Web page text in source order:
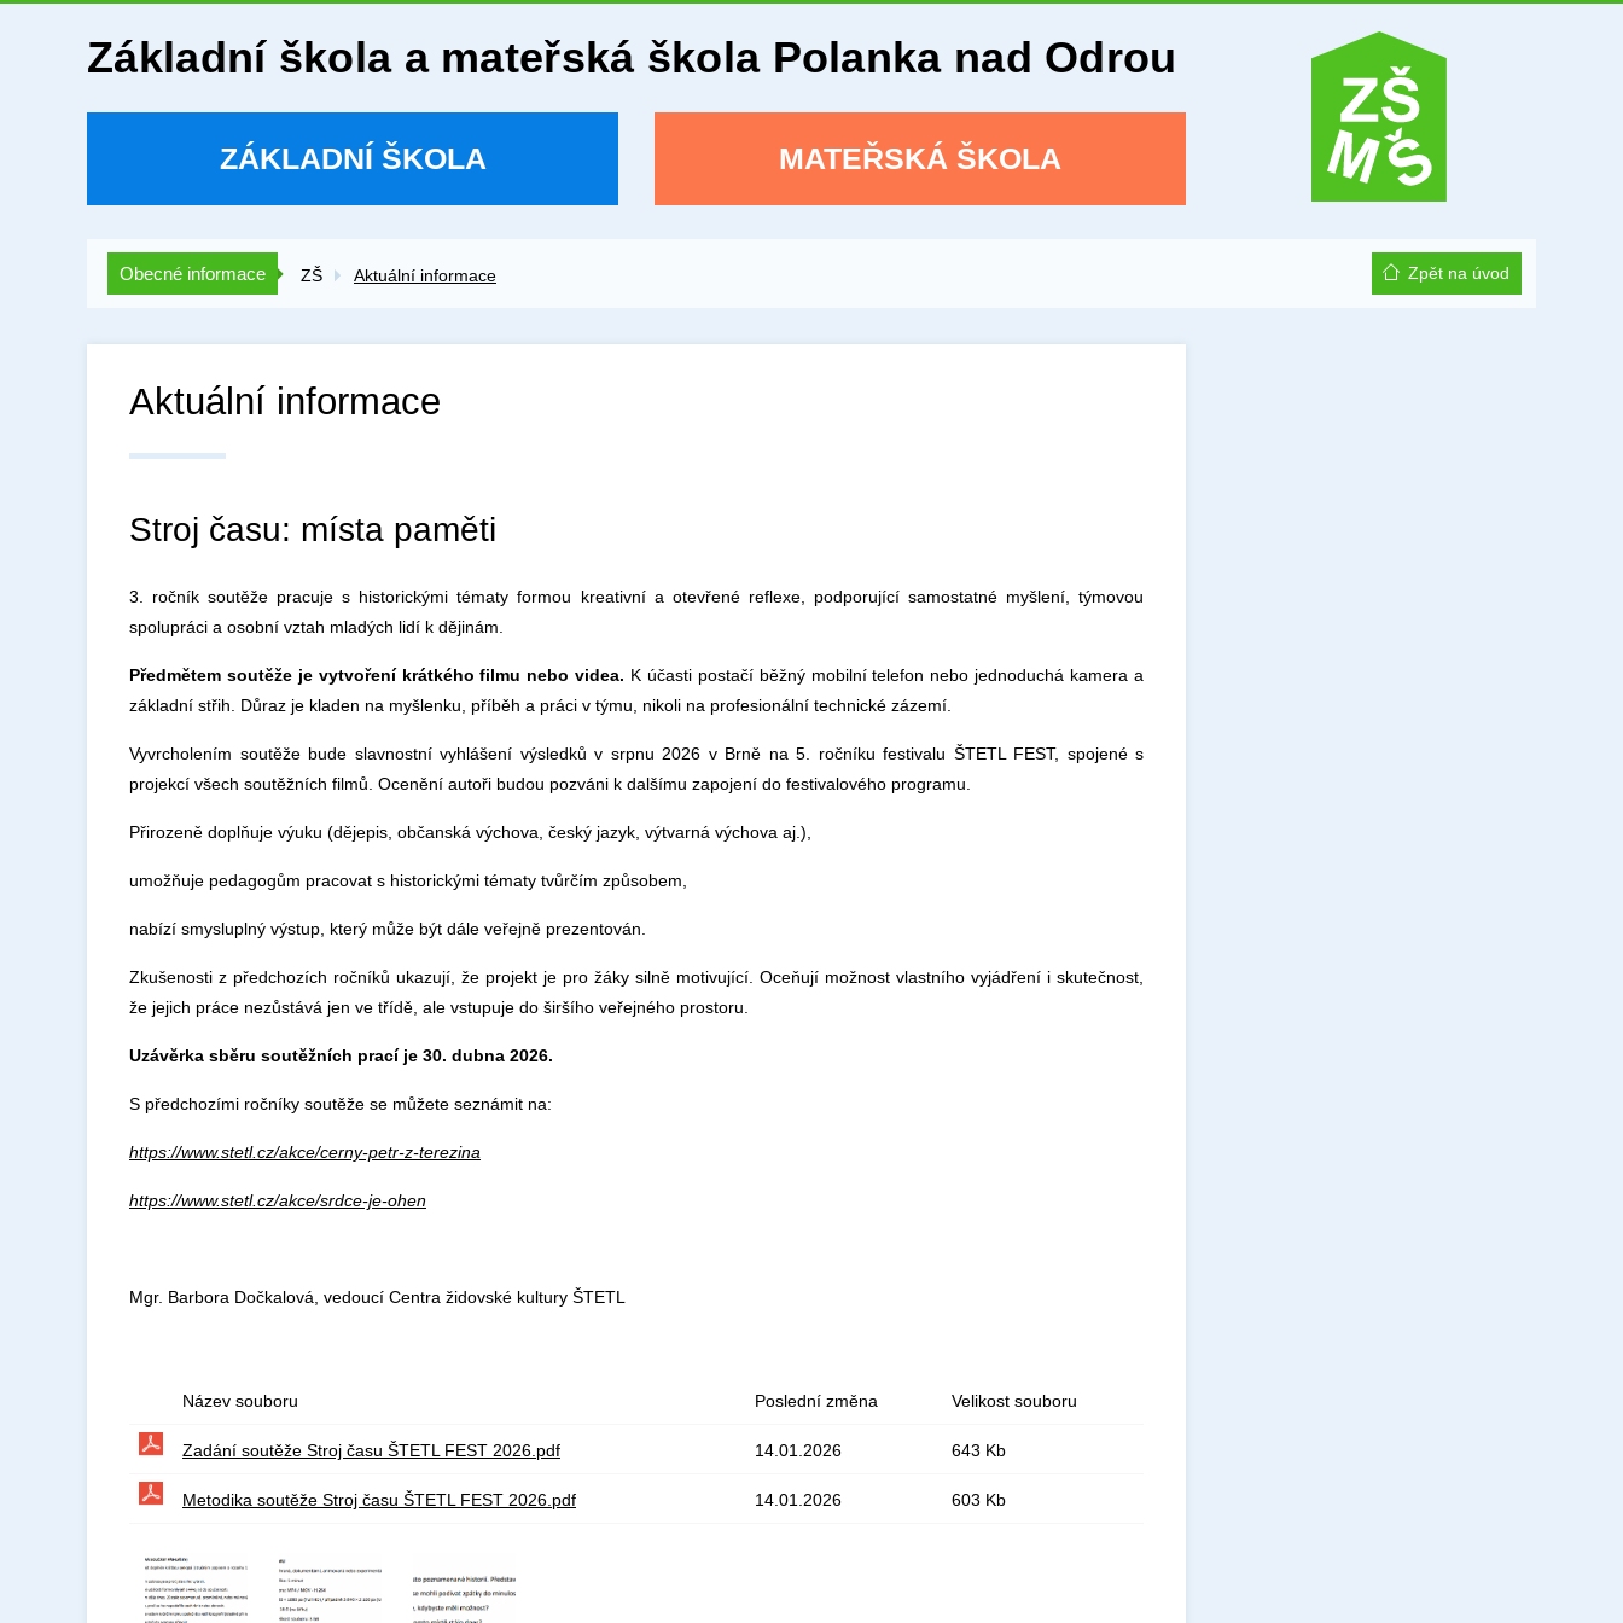
Základní škola a mateřská škola Polanka nad Odrou
ZÁKLADNÍ ŠKOLA MATEŘSKÁ ŠKOLA
Obecné informace ZŠ Aktuální informace Zpět na úvod
Aktuální informace
Stroj času: místa paměti
3. ročník soutěže pracuje s historickými tématy formou kreativní a otevřené reflexe, podporující samostatné myšlení, týmovou
spolupráci a osobní vztah mladých lidí k dějinám.
Předmětem soutěže je vytvoření krátkého filmu nebo videa. K účasti postačí běžný mobilní telefon nebo jednoduchá kamera a
základní střih. Důraz je kladen na myšlenku, příběh a práci v týmu, nikoli na profesionální technické zázemí.
Vyvrcholením soutěže bude slavnostní vyhlášení výsledků v srpnu 2026 v Brně na 5. ročníku festivalu ŠTETL FEST, spojené s
projekcí všech soutěžních filmů. Ocenění autoři budou pozváni k dalšímu zapojení do festivalového programu.
Přirozeně doplňuje výuku (dějepis, občanská výchova, český jazyk, výtvarná výchova aj.),
umožňuje pedagogům pracovat s historickými tématy tvůrčím způsobem,
nabízí smysluplný výstup, který může být dále veřejně prezentován.
Zkušenosti z předchozích ročníků ukazují, že projekt je pro žáky silně motivující. Oceňují možnost vlastního vyjádření i skutečnost,
že jejich práce nezůstává jen ve třídě, ale vstupuje do širšího veřejného prostoru.
Uzávěrka sběru soutěžních prací je 30. dubna 2026.
S předchozími ročníky soutěže se můžete seznámit na:
https://www.stetl.cz/akce/cerny-petr-z-terezina
https://www.stetl.cz/akce/srdce-je-ohen
Mgr. Barbora Dočkalová, vedoucí Centra židovské kultury ŠTETL
Název souboru Poslední změna Velikost souboru
Zadání soutěže Stroj času ŠTETL FEST 2026.pdf 14.01.2026 643 Kb
Metodika soutěže Stroj času ŠTETL FEST 2026.pdf 14.01.2026 603 Kb